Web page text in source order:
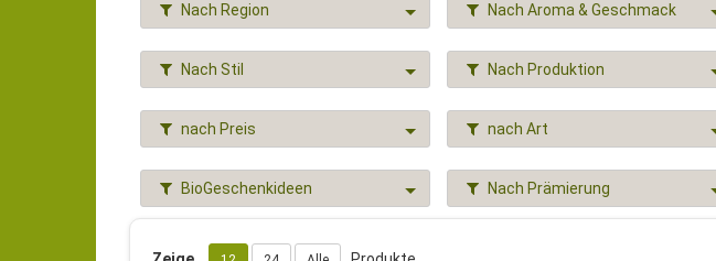
Nach Region Nach Aroma & Geschmack
Nach Stil Nach Produktion
nach Preis nach Art
BioGeschenkideen Nach Prämierung